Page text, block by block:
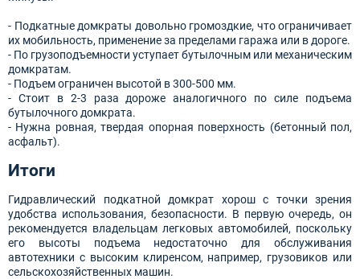
- Подкатные домкраты довольно громоздкие, что ограничивает
их мобильность, применение за пределами гаража или в дороге.
- По грузоподъемности уступает бутылочным или механическим
домкратам.
- Подъем ограничен высотой в 300-500 мм.
- Стоит в 2-3 раза дороже аналогичного по силе подъема
бутылочного домкрата.
- Нужна ровная, твердая опорная поверхность (бетонный пол,
асфальт).
Итоги
Гидравлический подкатной домкрат хорош с точки зрения
удобства использования, безопасности. В первую очередь, он
рекомендуется владельцам легковых автомобилей, поскольку
его высоты подъема недостаточно для обслуживания
автотехники с высоким клиренсом, например, грузовиков или
сельскохозяйственных машин.